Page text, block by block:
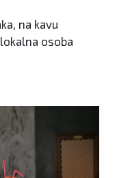
na kavu
osoba